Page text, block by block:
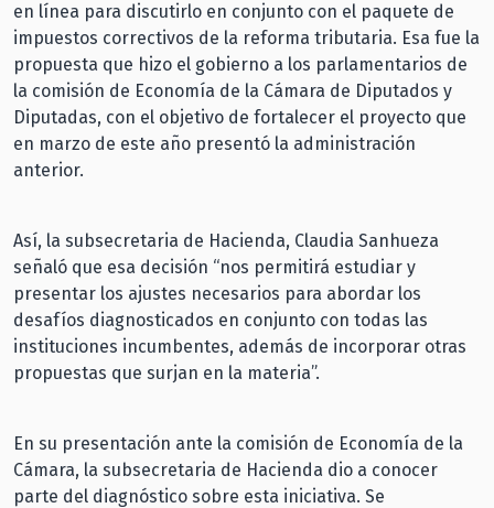
en línea para discutirlo en conjunto con el paquete de
impuestos correctivos de la reforma tributaria. Esa fue la
propuesta que hizo el gobierno a los parlamentarios de
la comisión de Economía de la Cámara de Diputados y
Diputadas, con el objetivo de fortalecer el proyecto que
en marzo de este año presentó la administración
anterior.
Así, la subsecretaria de Hacienda, Claudia Sanhueza
señaló que esa decisión “nos permitirá estudiar y
presentar los ajustes necesarios para abordar los
desafíos diagnosticados en conjunto con todas las
instituciones incumbentes, además de incorporar otras
propuestas que surjan en la materia”.
En su presentación ante la comisión de Economía de la
Cámara, la subsecretaria de Hacienda dio a conocer
parte del diagnóstico sobre esta iniciativa. Se